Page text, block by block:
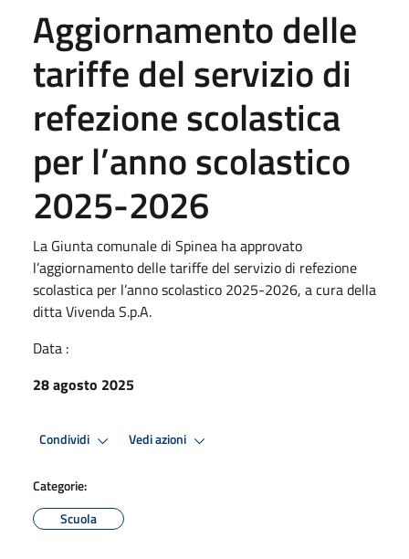
Aggiornamento delle
tariffe del servizio di
refezione scolastica
per l’anno scolastico
2025-2026
La Giunta comunale di Spinea ha approvato
l’aggiornamento delle tariffe del servizio di refezione
scolastica per l’anno scolastico 2025-2026, a cura della
ditta Vivenda S.p.A.
Data :
28 agosto 2025
Condividi Vedi azioni
Categorie:
Scuola